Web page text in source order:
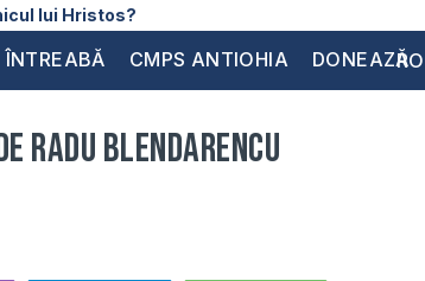
lui Hristos?
ÎNTREABĂ CMPS ANTIOHIA DONEAZĂRO
Radu Blendarencu